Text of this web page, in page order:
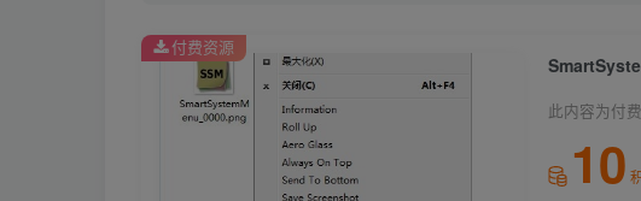
此内容为付
10
付费资源